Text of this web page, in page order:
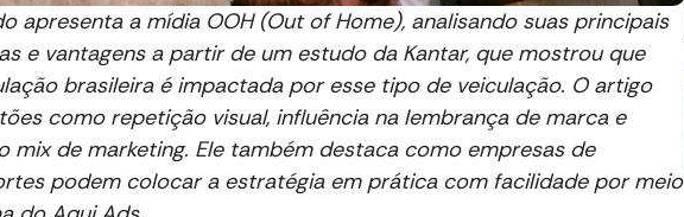
apresenta a mídia OOH (Out of Home), analisando suas principais
e vantagens a partir de um estudo da Kantar, que mostrou que
brasileira é impactada por esse tipo de veiculação. O artigo
como repetição visual, influência na lembrança de marca e
mix de marketing. Ele também destaca como empresas de
podem colocar a estratégia em prática com facilidade por meio